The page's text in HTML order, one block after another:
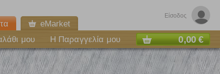
Είσοδος
eMarket
μου Η Παραγγελία μου 0,00 €